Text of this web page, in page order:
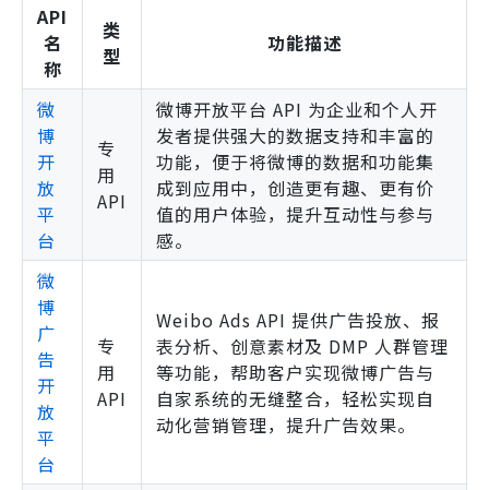
API
名
称
类
型
功能描述
微
博
开
放
平
台
专
用
API
微博开放平台 API 为企业和个人开
发者提供强大的数据支持和丰富的
功能，便于将微博的数据和功能集
成到应用中，创造更有趣、更有价
值的用户体验，提升互动性与参与
感。
微
博
广
告
开
放
平
台
专
用
API
Weibo Ads API 提供广告投放、报
表分析、创意素材及 DMP 人群管理
等功能，帮助客户实现微博广告与
自家系统的无缝整合，轻松实现自
动化营销管理，提升广告效果。